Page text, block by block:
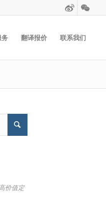
务 翻译报价 联系我们
价值定